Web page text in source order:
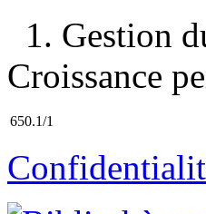
1. Gestion
Croissance
650.1/1